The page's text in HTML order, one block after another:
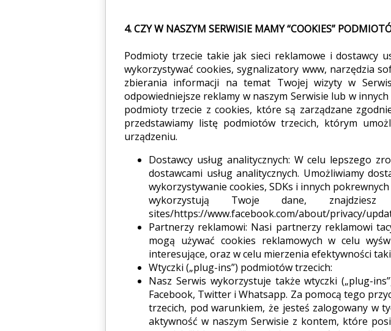
4. CZY W NASZYM SERWISIE MAMY “COOKIES”
Podmioty trzecie takie jak sieci reklamowe i dostawcy
wykorzystywać cookies, sygnalizatory www, narzędzia
zbierania informacji na temat Twojej wizyty w
odpowiedniejsze reklamy w naszym Serwisie lub w
podmioty trzecie z cookies, które są zarządzane
przedstawiamy listę podmiotów trzecich, którym
urządzeniu.
Dostawcy usług analitycznych: W celu lepszego
dostawcami usług analitycznych. Umożliwiamy
wykorzystywanie cookies, SDKs i innych
wykorzystują Twoje dane, znajdziesz
sites/https://www.facebook.com/about/privacy/
Partnerzy reklamowi: Nasi partnerzy reklamowi
mogą używać cookies reklamowych w celu
interesujące, oraz w celu mierzenia efektywności
Wtyczki („plug-ins”) podmiotów trzecich:
Nasz Serwis wykorzystuje także wtyczki („plug-
Facebook, Twitter i Whatsapp. Za pomocą tego
trzecich, pod warunkiem, że jesteś zalogowany w
aktywność w naszym Serwisie z kontem, które